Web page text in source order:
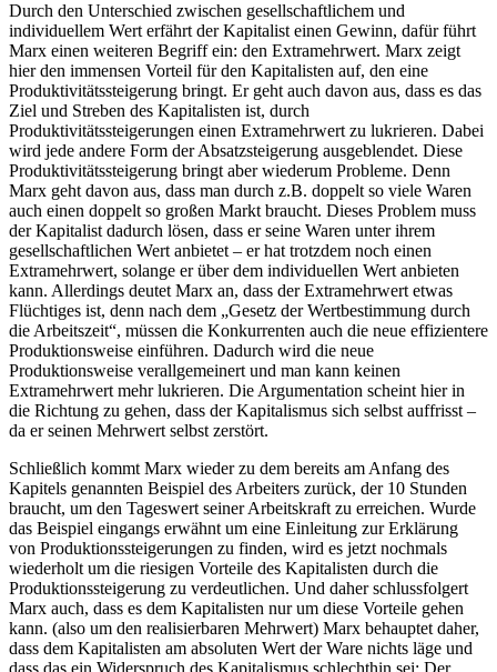
Durch den Unterschied zwischen gesellschaftlichem und
individuellem Wert erfährt der Kapitalist einen Gewinn, dafür führt
Marx einen weiteren Begriff ein: den Extramehrwert. Marx zeigt
hier den immensen Vorteil für den Kapitalisten auf, den eine
Produktivitätssteigerung bringt. Er geht auch davon aus, dass es das
Ziel und Streben des Kapitalisten ist, durch
Produktivitätssteigerungen einen Extramehrwert zu lukrieren. Dabei
wird jede andere Form der Absatzsteigerung ausgeblendet. Diese
Produktivitätssteigerung bringt aber wiederum Probleme. Denn
Marx geht davon aus, dass man durch z.B. doppelt so viele Waren
auch einen doppelt so großen Markt braucht. Dieses Problem muss
der Kapitalist dadurch lösen, dass er seine Waren unter ihrem
gesellschaftlichen Wert anbietet – er hat trotzdem noch einen
Extramehrwert, solange er über dem individuellen Wert anbieten
kann. Allerdings deutet Marx an, dass der Extramehrwert etwas
Flüchtiges ist, denn nach dem „Gesetz der Wertbestimmung durch
die Arbeitszeit“, müssen die Konkurrenten auch die neue effizientere
Produktionsweise einführen. Dadurch wird die neue
Produktionsweise verallgemeinert und man kann keinen
Extramehrwert mehr lukrieren. Die Argumentation scheint hier in
die Richtung zu gehen, dass der Kapitalismus sich selbst auffrisst –
da er seinen Mehrwert selbst zerstört.
Schließlich kommt Marx wieder zu dem bereits am Anfang des
Kapitels genannten Beispiel des Arbeiters zurück, der 10 Stunden
braucht, um den Tageswert seiner Arbeitskraft zu erreichen. Wurde
das Beispiel eingangs erwähnt um eine Einleitung zur Erklärung
von Produktionssteigerungen zu finden, wird es jetzt nochmals
wiederholt um die riesigen Vorteile des Kapitalisten durch die
Produktionssteigerung zu verdeutlichen. Und daher schlussfolgert
Marx auch, dass es dem Kapitalisten nur um diese Vorteile gehen
kann. (also um den realisierbaren Mehrwert) Marx behauptet daher,
dass dem Kapitalisten am absoluten Wert der Ware nichts läge und